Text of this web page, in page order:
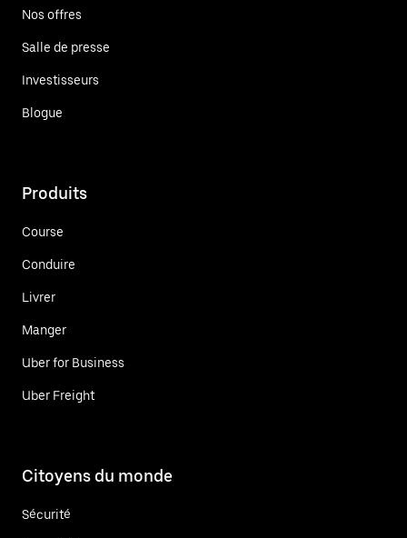
Nos offres
Salle de presse
Investisseurs
Blogue
Produits
Course
Conduire
Livrer
Manger
Uber for Business
Uber Freight
Citoyens du monde
Sécurité